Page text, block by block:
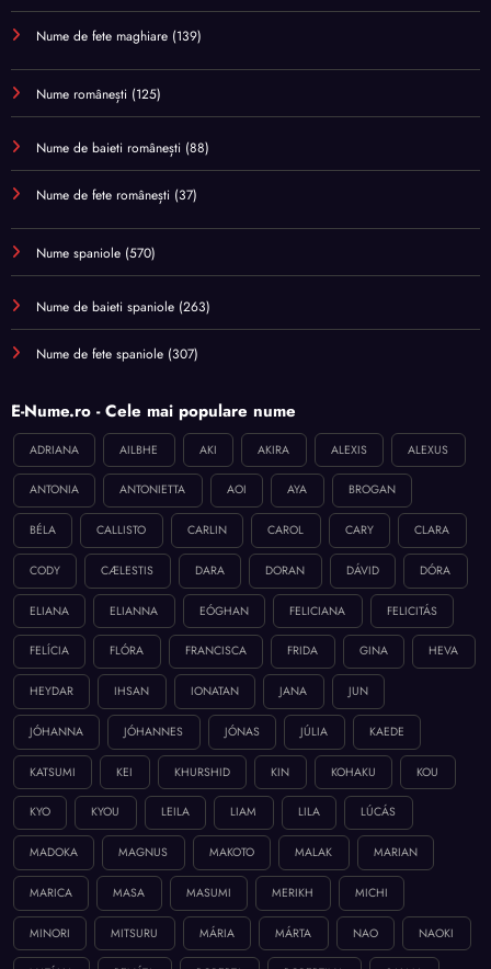
Nume de fete maghiare (139)
Nume românești (125)
Nume de baieti românești (88)
Nume de fete românești (37)
Nume spaniole (570)
Nume de baieti spaniole (263)
Nume de fete spaniole (307)
E-Nume.ro - Cele mai populare nume
ADRIANA AILBHE AKI AKIRA ALEXIS ALEXUS
ANTONIA ANTONIETTA AOI AYA BROGAN
BÉLA CALLISTO CARLIN CAROL CARY CLARA
CODY CÆLESTIS DARA DORAN DÁVID DÓRA
ELIANA ELIANNA EÓGHAN FELICIANA FELICITÁS
FELÍCIA FLÓRA FRANCISCA FRIDA GINA HEVA
HEYDAR IHSAN IONATAN JANA JUN
JÓHANNA JÓHANNES JÓNAS JÚLIA KAEDE
KATSUMI KEI KHURSHID KIN KOHAKU KOU
KYO KYOU LEILA LIAM LILA LÚCÁS
MADOKA MAGNUS MAKOTO MALAK MARIAN
MARICA MASA MASUMI MERIKH MICHI
MINORI MITSURU MÁRIA MÁRTA NAO NAOKI